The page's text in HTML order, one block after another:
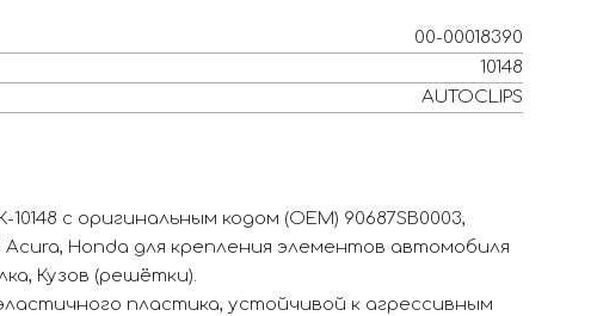
00-00018390
10148
AUTOCLIPS
с оригинальным кодом (OEM) 90687SB0003,
Acura, Honda для крепления элементов автомобиля
Кузов (решётки).
пластика, устойчивой к агрессивным